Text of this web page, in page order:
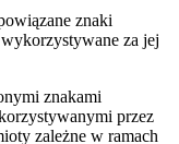
znaki
za jej
znakami
przez
zależne w ramach